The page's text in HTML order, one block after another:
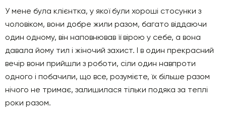
У мене була клієнтка, у якої були хороші стосунки з
чоловіком, вони добре жили разом, багато віддаючи
один одному, він наповнював її вірою у себе, а вона
давала йому тил і жіночий захист. І в один прекрасний
вечір вони прийшли з роботи, сіли один навпроти
одного і побачили, що все, розумієте, їх більше разом
нічого не тримає, залишилася тільки подяка за теплі
роки разом.